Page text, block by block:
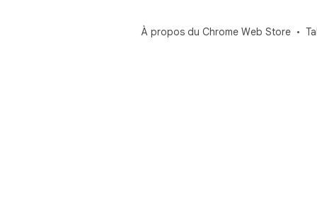
À propos du Chrome Web Store